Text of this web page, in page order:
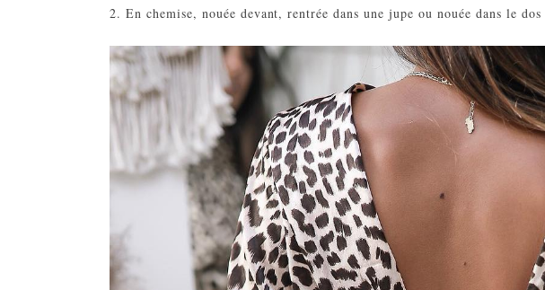
2. En chemise, nouée devant, rentrée dans une jupe ou nouée dans le dos